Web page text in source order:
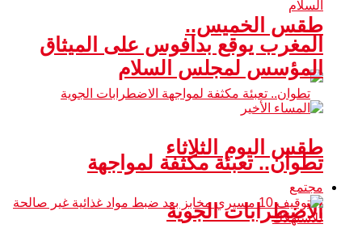
طقس الخميس..
تطوان.. تعبئة مكثفة لمواجهة
الاضطرابات الجوية
المغرب يوقع بدافوس على الميثاق
المؤسس لمجلس السلام
طقس اليوم الثلاثاء
مجتمع